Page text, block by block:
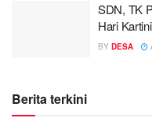
SDN, TK
Hari Kartini
BY DESA
Berita terkini